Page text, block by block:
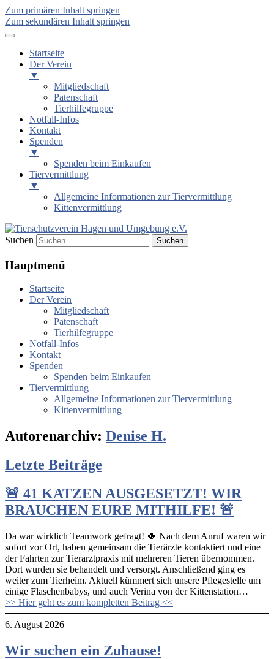
Zum primären Inhalt springen
Zum sekundären Inhalt springen
Startseite
Der Verein
▼
Mitgliedschaft
Patenschaft
Tierhilfegruppe
Notfall-Infos
Kontakt
Spenden
▼
Spenden beim Einkaufen
Tiervermittlung
▼
Allgemeine Informationen zur Tiervermittlung
Kittenvermittlung
Tierschutzverein Hagen und
Umgebung e.V.
Suchen
Hauptmenü
Startseite
Der Verein
Mitgliedschaft
Patenschaft
Tierhilfegruppe
Notfall-Infos
Kontakt
Spenden
Spenden beim Einkaufen
Tiervermittlung
Allgemeine Informationen zur Tiervermittlung
Kittenvermittlung
Autorenarchiv: Denise H.
Letzte Beiträge
🚨 41 KATZEN AUSGESETZT! WIR
BRAUCHEN EURE MITHILFE! 🚨
Da war wirklich Teamwork gefragt! 🍀 Nach dem Anruf waren wir
sofort vor Ort, haben gemeinsam die Tierärzte kontaktiert und eine
der Fahrten zur Tierarztpraxis mit mehreren Tieren übernommen.
Dort wurden sie behandelt und versorgt. Anschließend ging es
weiter zum Tierheim. Aktuell kümmert sich unsere Pflegestelle um
einige Flaschenbabys, und auch Verina von der Kittenstation…
>> Hier geht es zum kompletten Beitrag <<
6. August 2026
Wir suchen ein Zuhause!